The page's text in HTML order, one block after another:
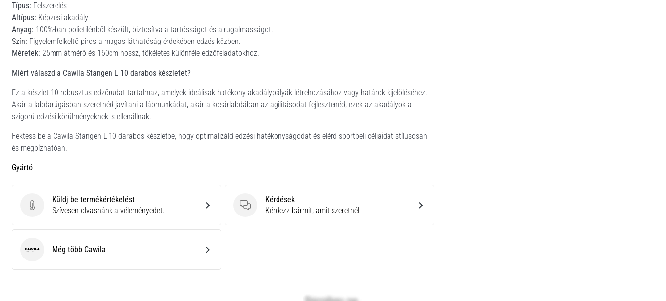
Típus: Felszerelés
Altípus: Képzési akadály
Anyag: 100%-ban polietilénből készült, biztosítva a tartósságot és a rugalmasságot.
Szín: Figyelemfelkeltő piros a magas láthatóság érdekében edzés közben.
Méretek: 25mm átmérő és 160cm hossz, tökéletes különféle edzőfeladatokhoz.
Miért válaszd a Cawila Stangen L 10 darabos készletet?
Ez a készlet 10 robusztus edzőrudat tartalmaz, amelyek ideálisak hatékony akadálypályák létrehozásához vagy határok kijelöléséhez.
Akár a labdarúgásban szeretnéd javítani a lábmunkádat, akár a kosárlabdában az agilitásodat fejlesztenéd, ezek az akadályok a
szigorú edzési körülményeknek is ellenállnak.
Fektess be a Cawila Stangen L 10 darabos készletbe, hogy optimalizáld edzési hatékonyságodat és elérd sportbeli céljaidat stílusosan
és megbízhatóan.
Gyártó
Küldj be termékértékelést
Küldj be termékértékelést
Szívesen olvasnánk a véleményedet.
Kérdések
Kérdések
Kérdezz bármit, amit szeretnél
Cawila Még több Cawila